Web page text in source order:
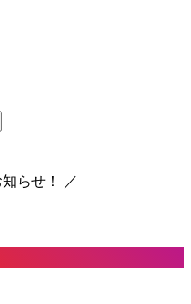
らせ！ ／